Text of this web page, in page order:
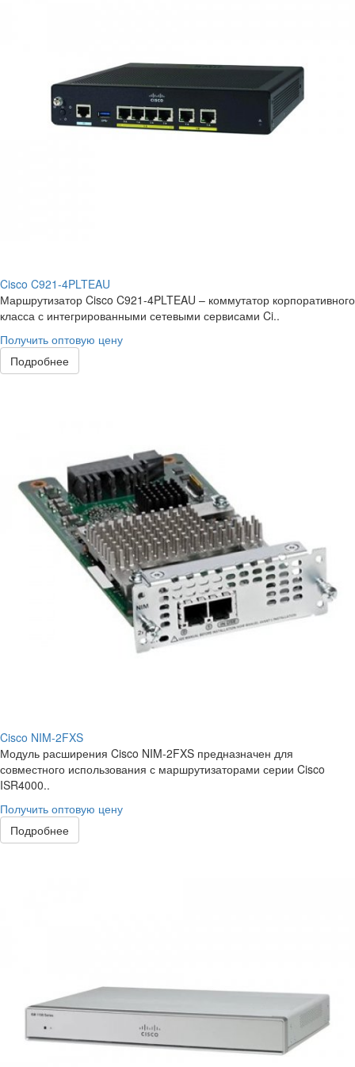
Cisco C921-4PLTEAU
Маршрутизатор Cisco C921-4PLTEAU – коммутатор корпоративного
класса с интегрированными сетевыми сервисами Ci..
Получить оптовую цену
Подробнее
Cisco NIM-2FXS
Модуль расширения Cisco NIM-2FXS предназначен для
совместного использования с маршрутизаторами серии Cisco
ISR4000..
Получить оптовую цену
Подробнее